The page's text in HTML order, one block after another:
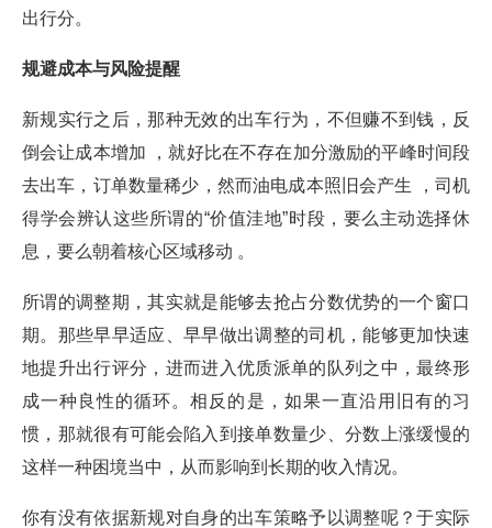
出行分。
规避成本与风险提醒
新规实行之后，那种无效的出车行为，不但赚不到钱，反
倒会让成本增加 ，就好比在不存在加分激励的平峰时间段
去出车，订单数量稀少，然而油电成本照旧会产生 ，司机
得学会辨认这些所谓的“价值洼地”时段，要么主动选择休
息，要么朝着核心区域移动 。
所谓的调整期，其实就是能够去抢占分数优势的一个窗口
期。那些早早适应、早早做出调整的司机，能够更加快速
地提升出行评分，进而进入优质派单的队列之中，最终形
成一种良性的循环。相反的是，如果一直沿用旧有的习
惯，那就很有可能会陷入到接单数量少、分数上涨缓慢的
这样一种困境当中，从而影响到长期的收入情况。
你有没有依据新规对自身的出车策略予以调整呢？于实际